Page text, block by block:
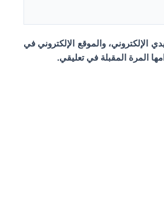
الإلكتروني، والموقع الإلكتروني في
المرة المقبلة في تعليقي.